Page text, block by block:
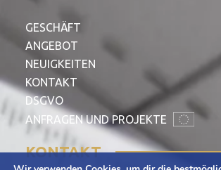
GESCHÄFT
ANGEBOT
NEUIGKEITEN
KONTAKT
DSGVO
ANFRAGEN UND PROJEKTE
KONTAKT